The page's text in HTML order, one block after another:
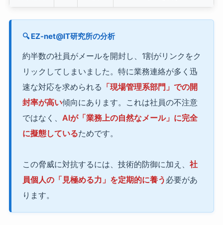
🔍 EZ-net@IT研究所の分析
約半数の社員がメールを開封し、1割がリンクをク
リックしてしまいました。特に業務連絡が多く迅
速な対応を求められる 「現場管理系部門」での開
封率が高い傾向にあります。これは社員の不注意
ではなく、 AIが「業務上の自然なメール」に完全
に擬態しているためです。
この脅威に対抗するには、技術的防御に加え、 社
員個人の「見極める力」を定期的に養う 必要があ
ります。